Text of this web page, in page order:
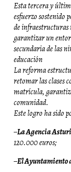
Esta tercera y
esfuerzo
de infraestructuras
garantizar un
secundaria de las
educación
La reforma
retomar las clases
matrícula,
comunidad.
Este logro ha sido
–La Agencia
120.000 euros;
–El Ayuntamiento